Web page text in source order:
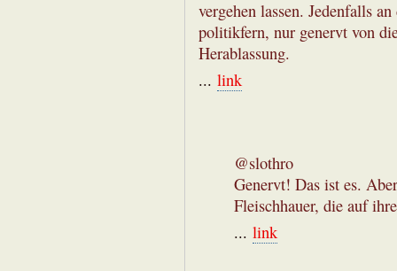
vergehen lassen. Jedenfalls
politikfern, nur genervt von
Herablassung.
... link
@slothro
Genervt! Das ist es.
Fleischhauer, die auf
... link